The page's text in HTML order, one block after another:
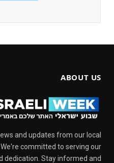
ABOUT US
and updates from our local
committed to serving our
dedication. Stay informed and